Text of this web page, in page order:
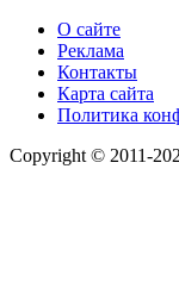
О сайте
Реклама
Контакты
Карта сайта
Политика
Copyright © 2011-